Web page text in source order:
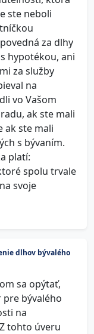
ste neboli
za dlhy
hypotékou, ani
za služby
na
vo Vašom
ak ste mali
ak ste mali
s bývaním.
platí:
spolu trvale
svoje
dlhov bývalého
sa opýtať,
bývalého
na
tohto úveru